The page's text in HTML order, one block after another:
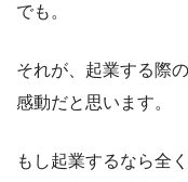
でも。
それが、起業する際
感動だと思います。
もし起業するなら全